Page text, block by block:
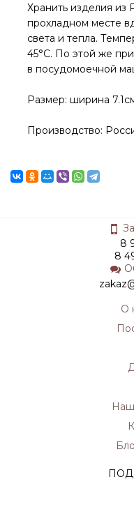
Хранить изделия из
прохладном месте
света и тепла.
45°С. По этой же
в посудомоечной
Размер: ширина
Производство:
8
8
О